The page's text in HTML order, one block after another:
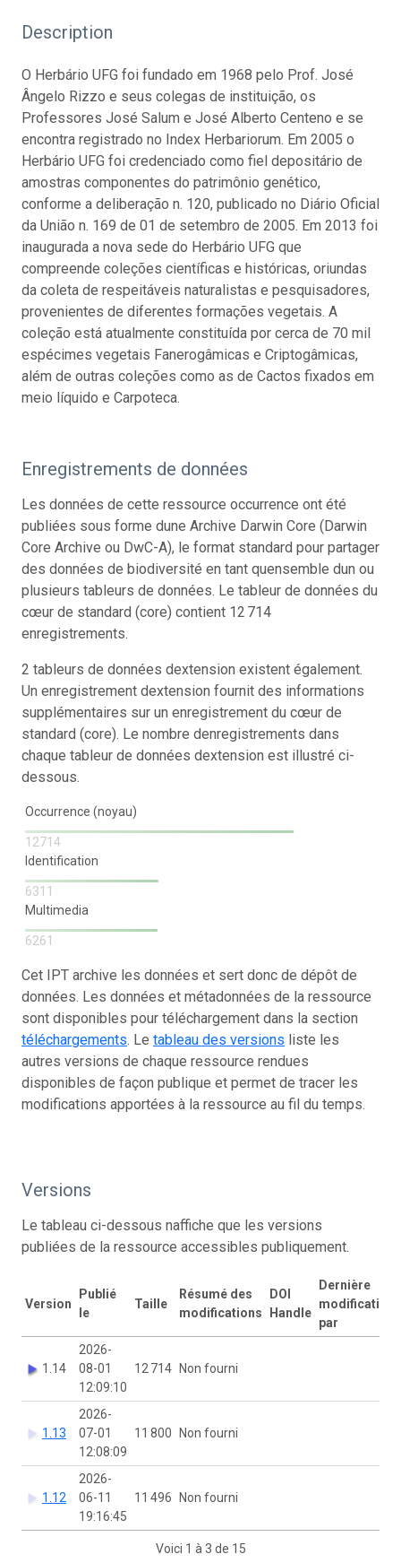
Description
O Herbário UFG foi fundado em 1968 pelo Prof. José
Ângelo Rizzo e seus colegas de instituição, os
Professores José Salum e José Alberto Centeno e se
encontra registrado no Index Herbariorum. Em 2005 o
Herbário UFG foi credenciado como fiel depositário de
amostras componentes do patrimônio genético,
conforme a deliberação n. 120, publicado no Diário Oficial
da União n. 169 de 01 de setembro de 2005. Em 2013 foi
inaugurada a nova sede do Herbário UFG que
compreende coleções científicas e históricas, oriundas
da coleta de respeitáveis naturalistas e pesquisadores,
provenientes de diferentes formações vegetais. A
coleção está atualmente constituída por cerca de 70 mil
espécimes vegetais Fanerogâmicas e Criptogâmicas,
além de outras coleções como as de Cactos fixados em
meio líquido e Carpoteca.
Enregistrements de données
Les données de cette ressource occurrence ont été
publiées sous forme dune Archive Darwin Core (Darwin
Core Archive ou DwC-A), le format standard pour partager
des données de biodiversité en tant quensemble dun ou
plusieurs tableurs de données. Le tableur de données du
cœur de standard (core) contient 12 714
enregistrements.
2 tableurs de données dextension existent également.
Un enregistrement dextension fournit des informations
supplémentaires sur un enregistrement du cœur de
standard (core). Le nombre denregistrements dans
chaque tableur de données dextension est illustré ci-
dessous.
Occurrence (noyau)
12714
Identification
6311
Multimedia
6261
Cet IPT archive les données et sert donc de dépôt de
données. Les données et métadonnées de la ressource
sont disponibles pour téléchargement dans la section
téléchargements. Le tableau des versions liste les
autres versions de chaque ressource rendues
disponibles de façon publique et permet de tracer les
modifications apportées à la ressource au fil du temps.
Versions
Le tableau ci-dessous naffiche que les versions
publiées de la ressource accessibles publiquement.
Version
Publié
le
Taille
Résumé des
modifications
DOI
Handle
Dernière
modification
par
1.14
2026-
08-01
12:09:10
12 714 Non fourni
1.13
2026-
07-01
12:08:09
11 800 Non fourni
1.12
2026-
06-11
19:16:45
11 496 Non fourni
Voici 1 à 3 de 15